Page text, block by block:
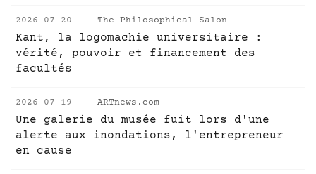
2026-07-20 The Philosophical Salon
Kant, la logomachie universitaire :
vérité, pouvoir et financement des
facultés
2026-07-19 ARTnews.com
Une galerie du musée fuit lors d'une
alerte aux inondations, l'entrepreneur
en cause